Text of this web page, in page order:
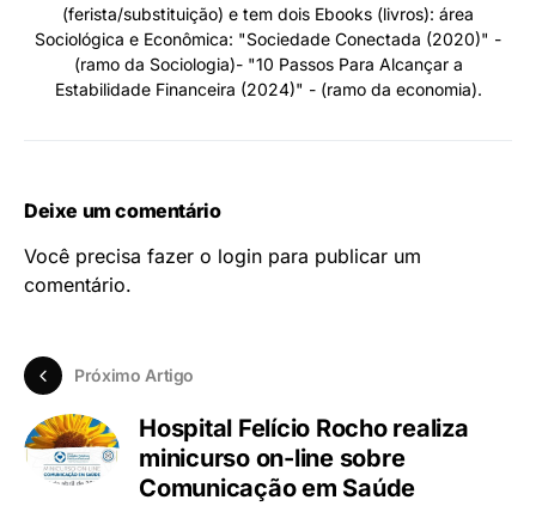
(ferista/substituição) e tem dois Ebooks (livros): área
Sociológica e Econômica: "Sociedade Conectada (2020)" -
(ramo da Sociologia)- "10 Passos Para Alcançar a
Estabilidade Financeira (2024)" - (ramo da economia).
Deixe um comentário
Você precisa fazer o login para publicar um
comentário.
Próximo Artigo
Hospital Felício Rocho realiza
minicurso on-line sobre
Comunicação em Saúde